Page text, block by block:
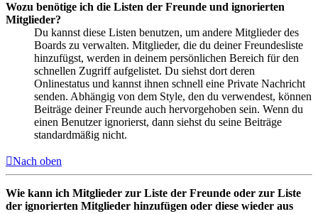
Wozu benötige ich die Listen der Freunde und ignorierten
Mitglieder?
Du kannst diese Listen benutzen, um andere Mitglieder des
Boards zu verwalten. Mitglieder, die du deiner Freundesliste
hinzufügst, werden in deinem persönlichen Bereich für den
schnellen Zugriff aufgelistet. Du siehst dort deren
Onlinestatus und kannst ihnen schnell eine Private Nachricht
senden. Abhängig von dem Style, den du verwendest, können
Beiträge deiner Freunde auch hervorgehoben sein. Wenn du
einen Benutzer ignorierst, dann siehst du seine Beiträge
standardmäßig nicht.
Nach oben
Wie kann ich Mitglieder zur Liste der Freunde oder zur Liste
der ignorierten Mitglieder hinzufügen oder diese wieder aus